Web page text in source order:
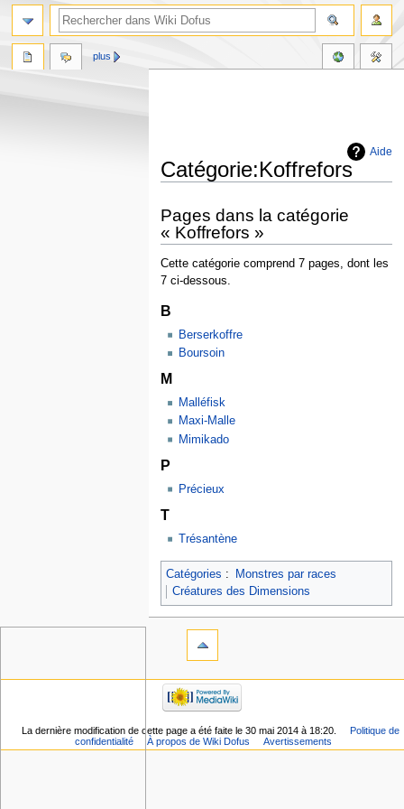
Aide
Catégorie:Koffrefors
à
la
navigation
à
la
recherche
Pages dans la catégorie
« Koffrefors »
Cette catégorie comprend 7 pages, dont les
7 ci-dessous.
B
Berserkoffre
Boursoin
M
Malléfisk
Maxi-Malle
Mimikado
P
Précieux
T
Trésantène
Catégories :
Monstres par races
Créatures des Dimensions
plus
La dernière modification de cette page a été faite le 30 mai 2014 à 18:20.
Politique de
confidentialité
À propos de Wiki Dofus Avertissements